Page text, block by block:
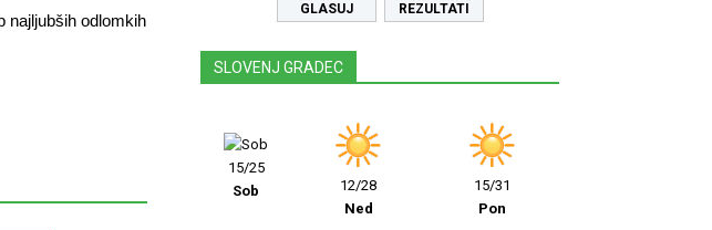
najljubših odlomkih
REZULTATI
SLOVENJ GRADEC
15/25
Sob
12/28
Ned
15/31
Pon